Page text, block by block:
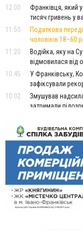
12:00
Франківця, який
тисяч гривень у
11:50
Податкова
чоловіків 18–60
11:20
Водійка, яку на
відмовилася від
10:45
У Франківську,
зафіксували
10:02
Змушував
затримали
АМКУ розпочав
через різні
08:54
Синоптики
до кінця п'ятниці
08:45
Нафтогазову
повторно
Вчора
18:46 ФОТО У Польщі
берегової